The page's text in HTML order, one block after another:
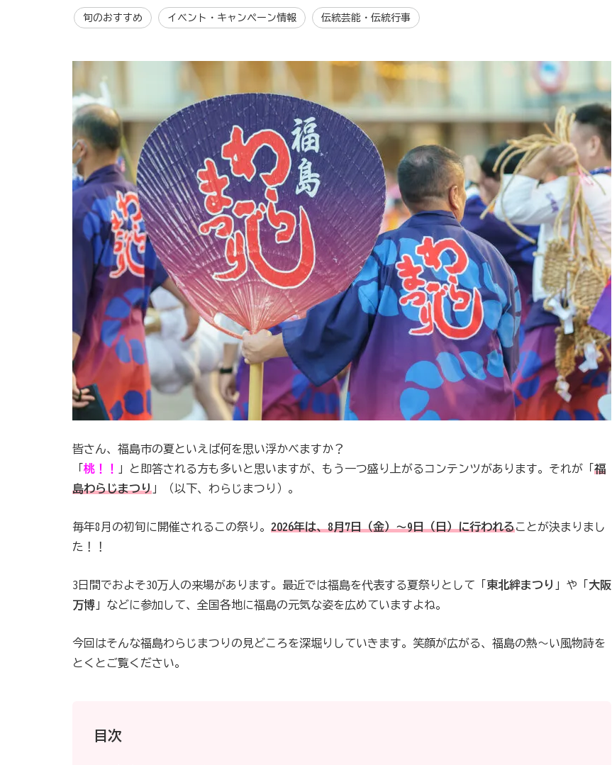
旬のおすすめ イベント・キャンペーン情報 伝統芸能・伝統行事
皆さん、福島市の夏といえば何を思い浮かべますか？
桃！！ 」と即答される方も多いと思いますが、もう一つ盛り上がるコンテンツがあります。それが「 福
島わらじまつり 」（以下、わらじまつり）。
毎年8月の初旬に開催されるこの祭り。 2026年は、8月7日（金）～9日（日）に行われることが決まりまし
た！！
3日間でおよそ30万人の来場があります。最近では福島を代表する夏祭りとして「 東北絆まつり 」や「 大阪
万博 」などに参加して、全国各地に福島の元気な姿を広めていますよね。
今回はそんな福島わらじまつりの見どころを深堀りしていきます。笑顔が広がる、福島の熱～い風物詩を
とくとご覧ください。
目次